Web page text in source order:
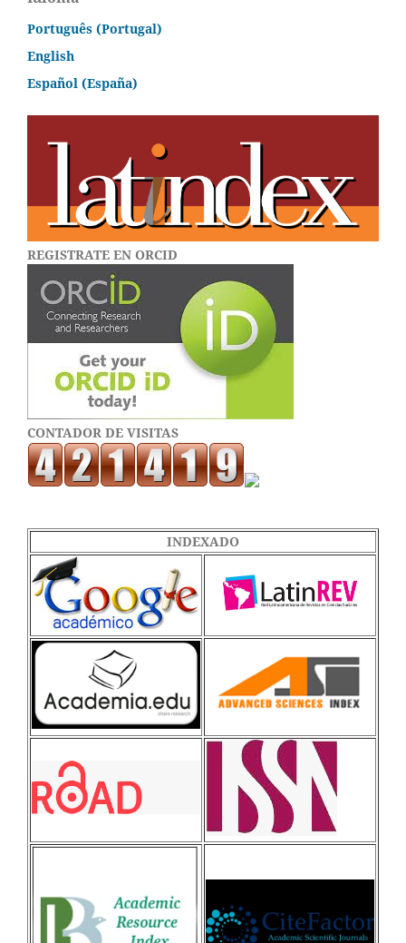
Português (Portugal)
English
Español (España)
REGISTRATE EN ORCID
CONTADOR DE VISITAS
INDEXADO